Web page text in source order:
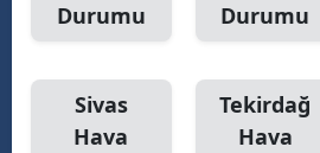
Durumu
Durumu
Sivas
Hava
Tekirdağ
Hava